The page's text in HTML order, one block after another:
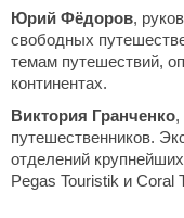
Юрий Фёдоров,
свободных
темам путешествий,
континентах.
Виктория Гранченко,
путешественников.
отделений
Pegas Touristik и Coral